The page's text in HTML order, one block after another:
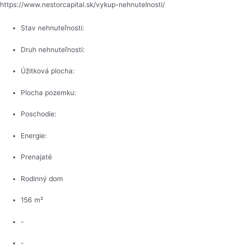
https://www.nestorcapital.sk/vykup-nehnutelnosti/
Stav nehnuteľnosti:
Druh nehnuteľnosti:
Úžitková plocha:
Plocha pozemku:
Poschodie:
Energie:
Prenajaté
Rodinný dom
156 m²
-
-